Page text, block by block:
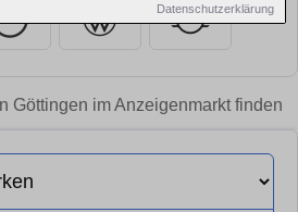
Datenschutzerklärung
Göttingen im Anzeigenmarkt finden